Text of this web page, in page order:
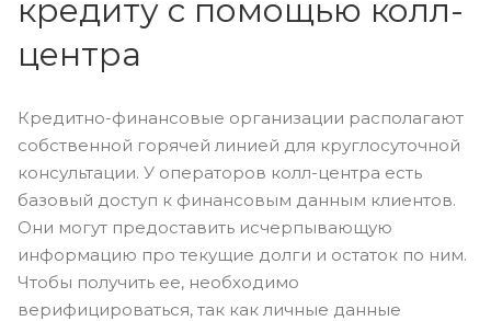
кредиту с помощью колл-
центра
Кредитно-финансовые организации располагают
собственной горячей линией для круглосуточной
консультации. У операторов колл-центра есть
базовый доступ к финансовым данным клиентов.
Они могут предоставить исчерпывающую
информацию про текущие долги и остаток по ним.
Чтобы получить ее, необходимо
верифицироваться, так как личные данные